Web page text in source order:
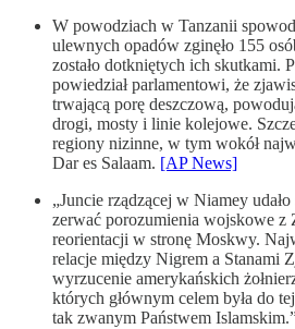
W powodziach w Tanzanii
ulewnych opadów zginęło 155
zostało dotkniętych ich skutkami.
powiedział parlamentowi, że
trwającą porę deszczową,
drogi, mosty i linie kolejowe.
regiony nizinne, w tym wokół
Dar es Salaam. [AP News]
„Juncie rządzącej w Niamey
zerwać porozumienia wojskowe z
reorientacji w stronę Moskwy.
relacje między Nigrem a Stanami
wyrzucenie amerykańskich
których głównym celem była do
tak zwanym Państwem